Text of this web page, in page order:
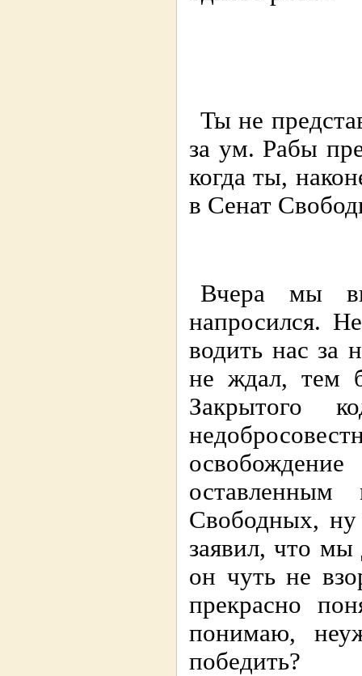
Ты не
за ум. Рабы
когда ты,
в Сенат
Вчера мы
напросился.
водить нас за
не ждал, тем
Закрытого
Свободных,
заявил, что
он чуть не
прекрасно
понимаю,
победить?